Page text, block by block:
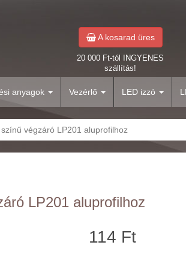
A kosarad üres
20 000 Ft-tól INGYENES
szállítás!
anyagok Vezérlő LED izzó
végzáró LP201 aluprofilhoz
LP201 aluprofilhoz
114 Ft